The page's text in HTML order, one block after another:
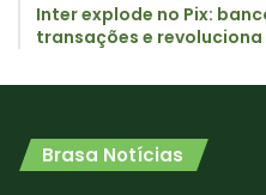
Inter explode no Pix:
transações e
Brasa Notícias